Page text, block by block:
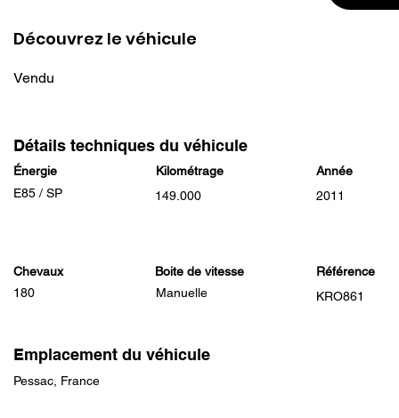
Découvrez le véhicule
Vendu
Détails techniques du véhicule
Énergie
E85 / SP
Kilométrage
149.000
Année
2011
Chevaux
Boite de vitesse
180
Manuelle
Référence
KRO861
Emplacement du véhicule
Pessac, France